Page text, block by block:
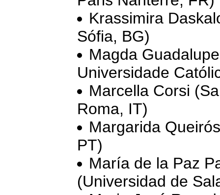
Krassimira
Sófia, BG)
Magda
Universidade
Marcella Corsi
Roma, IT)
Margarida
PT)
María de la Paz
(Universidad de